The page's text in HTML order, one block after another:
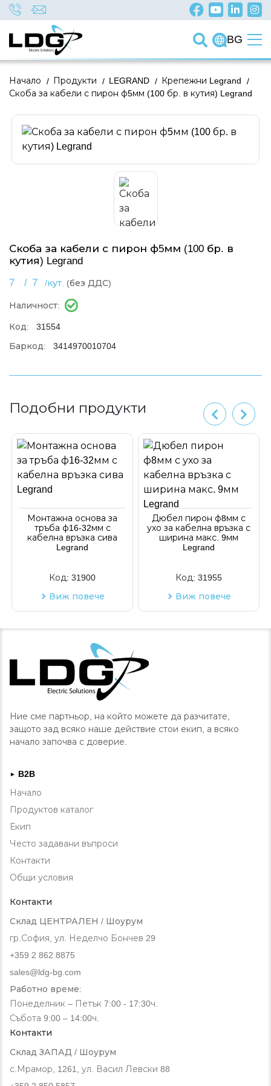
BG
/
Начало /
Продукти /
LEGRAND /
Крепежни Legrand
Скоба за кабели с пирон ф5мм (100 бр. в кутия) Legrand
Скоба за кабели с пирон ф5мм (100 бр. в
кутия) Legrand
7
/
7 /кут. (без ДДС)
Наличност:
Код:
31554
Баркод:
3414970010704
Подобни продукти
Монтажна основа за
тръба ф16-32мм с
кабелна връзка сива
Legrand
Код: 31900
Виж повече
Дюбел пирон ф8мм с
ухо за кабелна връзка с
ширина макс. 9мм
Legrand
Код: 31955
Виж повече
Ние сме партньор, на който можете да разчитате,
защото зад всяко наше действие стои екип, а всяко
начало започва с доверие.
►
B2B
Начало
Продуктов каталог
Екип
Често задавани въпроси
Контакти
Общи условия
Контакти
Склад ЦЕНТРАЛЕН / Шоурум
гр.София, ул. Неделчо Бончев 29
+359 2 862 8875
sales@ldg-bg.com
Работно време:
Понеделник – Петък 7:00 - 17:30ч.
Събота 9:00 – 14:00ч.
Контакти
Склад ЗАПАД / Шоурум
с.Мрамор, 1261, ул. Васил Левски 88